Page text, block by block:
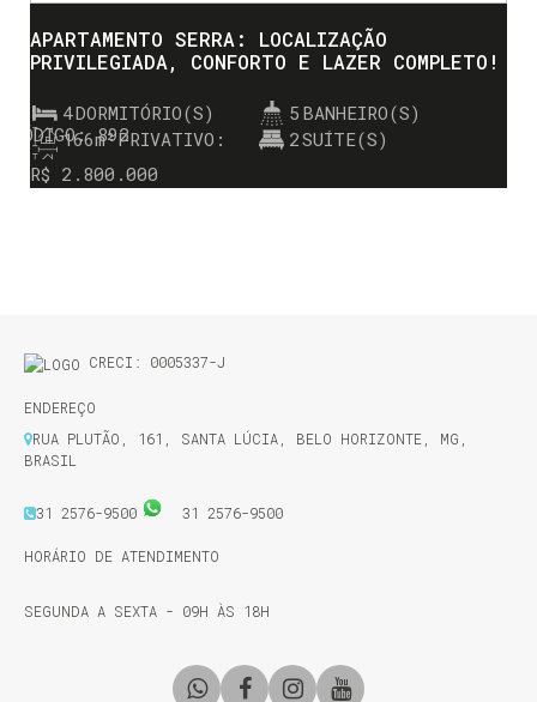
892
APARTAMENTO SERRA: LOCALIZAÇÃO
PRIVILEGIADA, CONFORTO E LAZER COMPLETO!
R$ 2.800.000
4DORMITÓRIO(S) 5 BANHEIRO(S)
PRIVATIVO:
166m² 2SUÍTE(S)
TOTAL:
2769m²
CRECI: 0005337-J
ENDEREÇO
RUA PLUTÃO
161 SANTA LÚCIA BELO HORIZONTE MG
BRASIL
31 2576-9500 31 2576-9500
HORÁRIO DE ATENDIMENTO
SEGUNDA A SEXTA - 09H ÀS 18H